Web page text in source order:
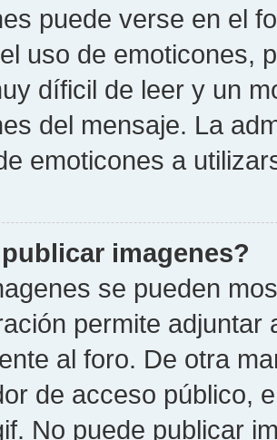
puede verse en el
uso de emoticones,
díficil de leer y un
del mensaje. La
emoticones a
imagenes?
se pueden
permite
al foro. De otra
de acceso público,
No puede publicar